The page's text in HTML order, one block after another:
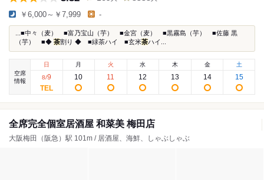
￥6,000～￥7,999 -
...■中々（麦） ■富乃宝山（芋） ■金宮（麦） ■黒霧島（芋） ■佐藤 黒
（芋） ■◆ 茶割り ◆ ■緑茶ハイ ■玄米茶ハイ...
空席
情報
日
8/9
月
10
火
11
水
12
木
13
金
14
土
15
全席完全個室居酒屋 和菜美 梅田店
大阪梅田（阪急）駅 101m / 居酒屋、海鮮、しゃぶしゃぶ